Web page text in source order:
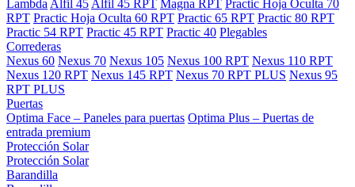
Lambda Alfil 45 Alfil 45 RPT Magna RPT Practic Hoja Oculta 70
RPT Practic Hoja Oculta 60 RPT Practic 65 RPT Practic 80 RPT
Practic 54 RPT Practic 45 RPT Practic 40 Plegables
Correderas
Nexus 60 Nexus 70 Nexus 105 Nexus 100 RPT Nexus 110 RPT
Nexus 120 RPT Nexus 145 RPT Nexus 70 RPT PLUS Nexus 95
RPT PLUS
Puertas
Optima Face – Paneles para puertas Optima Plus – Puertas de
entrada premium
Protección Solar
Protección Solar
Barandilla